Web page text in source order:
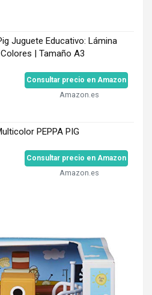
Juguete Educativo: Lámina
| Tamaño A3
Consultar precio en Amazon
Amazon.es
PEPPA PIG
Consultar precio en Amazon
Amazon.es